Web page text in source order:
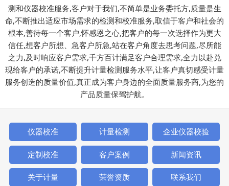
测和仪器校准服务,客户对于我们,不简单是业务委托方,质量是生
命,不断推出适应市场需求的检测和校准服务,取信于客户和社会的
根本,善待每一个客户,怀感恩之心,把客户的每一次选择作为更大
信任,想客户所想、急客户所急,站在客户角度去思考问题,尽所能
之力,及时响应客户需求,千方百计满足客户合理需求,全力以赴兑
现给客户的承诺,不断提升计量检测服务水平,让客户真切感受计量
服务创造的质量价值,真正成为客户身边的全面质量服务商,为您的
产品质量保驾护航。
仪器校准 计量检测 企业仪器校验
定制校准 客户案例 新闻资讯
关于计量 荣誉资质 联系我们